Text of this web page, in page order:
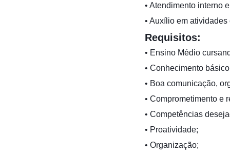
• Atendimento interno
• Auxílio em
Requisitos:
• Ensino Médio
• Conhecimento
• Boa comunicação,
• Comprometimento e
• Competências
• Proatividade;
• Organização;